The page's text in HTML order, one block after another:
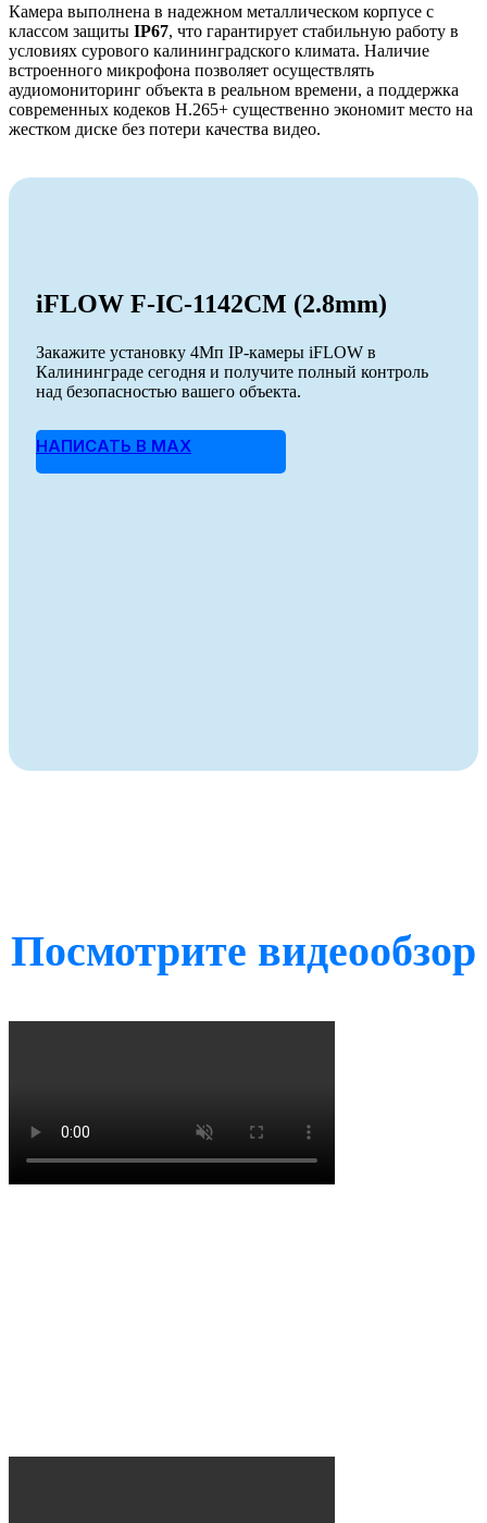
Камера выполнена в надежном металлическом корпусе с
классом защиты IP67, что гарантирует стабильную работу в
условиях сурового калининградского климата. Наличие
встроенного микрофона позволяет осуществлять
аудиомониторинг объекта в реальном времени, а поддержка
современных кодеков H.265+ существенно экономит место на
жестком диске без потери качества видео.
iFLOW F-IC-1142CM (2.8mm)
Закажите установку 4Мп IP-камеры iFLOW в
Калининграде сегодня и получите полный контроль
над безопасностью вашего объекта.
НАПИСАТЬ В MAX
Посмотрите видеообзор